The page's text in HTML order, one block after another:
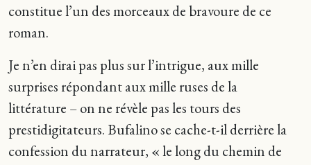
constitue l’un des morceaux de bravoure de ce
roman.
Je n’en dirai pas plus sur l’intrigue, aux mille
surprises répondant aux mille ruses de la
littérature – on ne révèle pas les tours des
prestidigitateurs. Bufalino se cache-t-il derrière la
confession du narrateur, « le long du chemin de